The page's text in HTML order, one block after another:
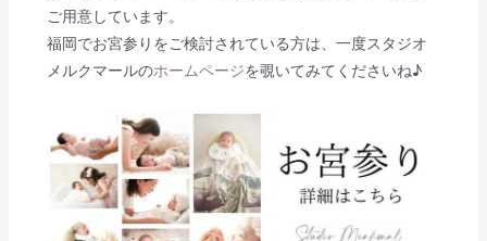
ご用意しています。
福岡でお宮参りをご検討されている方は、一度スタジオ
メルクマールのホームページを覗いてみてくださいね♪